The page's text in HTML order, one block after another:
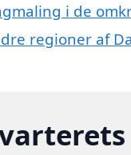
i de
regioner af